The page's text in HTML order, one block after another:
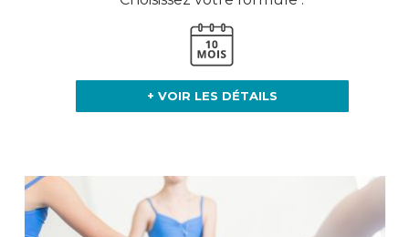
+ VOIR LES DÉTAILS